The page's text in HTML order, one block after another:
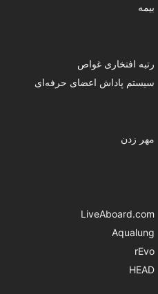
بیمه
رتبه افتخاری غواص
سیستم پاداش اعضای حرفه‌ای
مهر زدن
LiveAboard.com
Aqualung
rEvo
HEAD